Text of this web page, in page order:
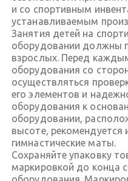
и со спортивным
устанавливаемым
Занятия детей на
оборудовании должны
взрослых. Перед
оборудования со
осуществляться
его элементов и
оборудования к
оборудовании,
высоте, рекомендуется
гимнастические маты.
Сохраняйте упаковку
маркировкой до конца